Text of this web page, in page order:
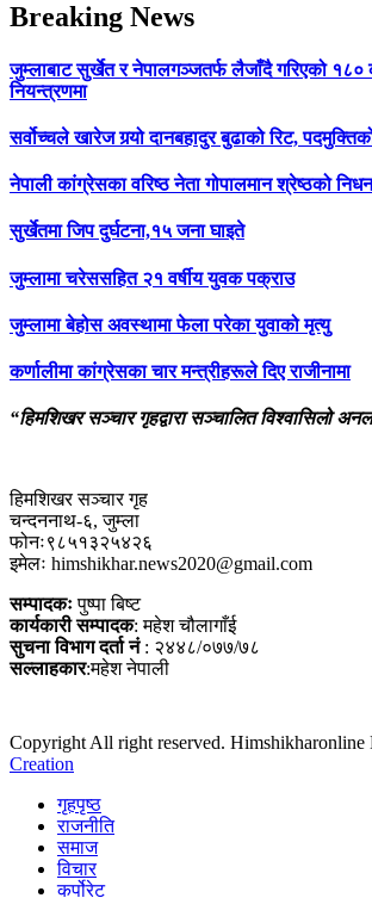
Breaking News
जुम्लाबाट सुर्खेत र नेपालगञ्जतर्फ लैजाँदै गरिएको १८०
नियन्त्रणमा
सर्वोच्चले खारेज गर्‍यो दानबहादुर बुढाको रिट,
नेपाली कांग्रेसका वरिष्ठ नेता गोपालमान श्रेष्ठको निधन
सुर्खेतमा जिप दुर्घटना,१५ जना घाइते
जुम्लामा चरेससहित २१ वर्षीय युवक पक्राउ
जुम्लामा बेहोस अवस्थामा फेला परेका युवाको मृत्यु
कर्णालीमा कांग्रेसका चार मन्त्रीहरूले दिए राजीनामा
“हिमशिखर सञ्चार गृहद्वारा सञ्चालित विश्वासिलो
हिमशिखर सञ्चार गृह
चन्दननाथ-६, जुम्ला
फोनः९८५१३२५४२६
इमेलः himshikhar.news2020@gmail.com
सम्पादकःपुष्पा बिष्ट
कार्यकारी सम्पादक: महेश चौलागाँई
सुचना विभाग दर्ता नं: २४४८/०७७/७८
सल्लाहकार:महेश नेपाली
Copyright All right reserved. Himshikharonline
Creation
गृहपृष्ठ
राजनीति
समाज
विचार
कर्पोरेट